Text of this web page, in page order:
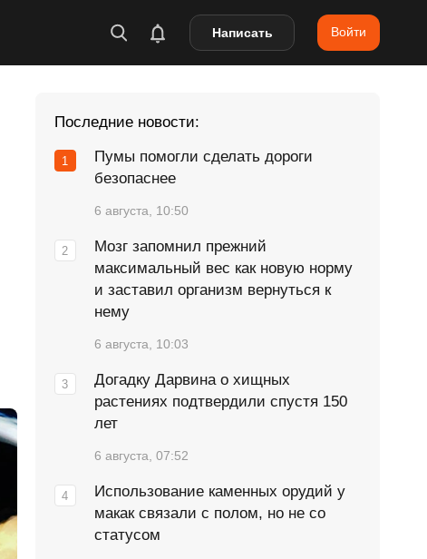
Написать Войти
Последние новости:
Пумы помогли сделать дороги
безопаснее
6 августа, 10:50
Мозг запомнил прежний
максимальный вес как новую норму
и заставил организм вернуться к
нему
6 августа, 10:03
Догадку Дарвина о хищных
растениях подтвердили спустя 150
лет
6 августа, 07:52
Использование каменных орудий у
макак связали с полом, но не со
статусом